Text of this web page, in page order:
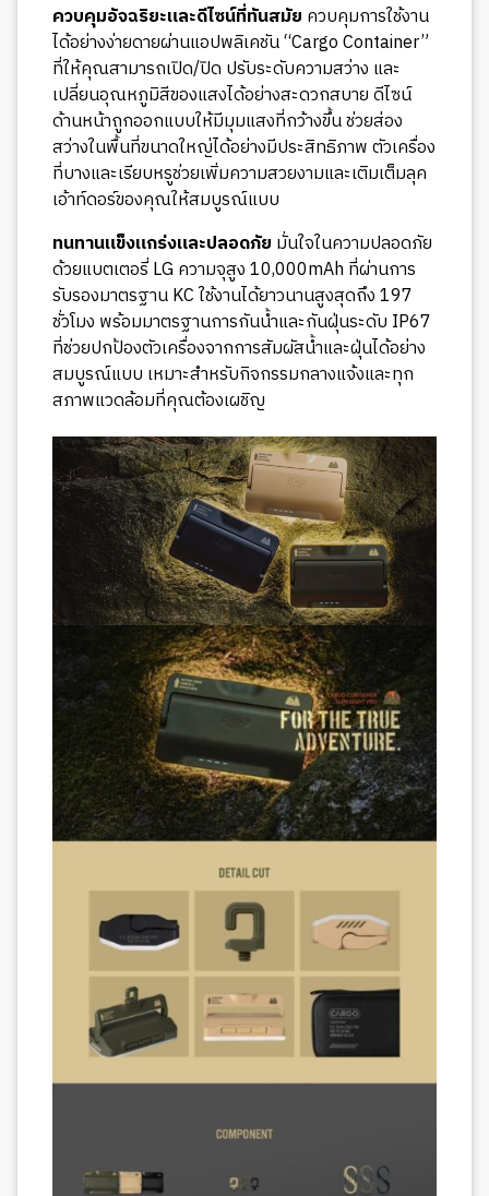
ควบคุมอัจฉริยะและดีไซน์ที่ทันสมัย ควบคุมการใช้งาน
ได้อย่างง่ายดายผ่านแอปพลิเคชัน “Cargo Container”
ที่ให้คุณสามารถเปิด/ปิด ปรับระดับความสว่าง และ
เปลี่ยนอุณหภูมิสีของแสงได้อย่างสะดวกสบาย ดีไซน์
ด้านหน้าถูกออกแบบให้มีมุมแสงที่กว้างขึ้น ช่วยส่อง
สว่างในพื้นที่ขนาดใหญ่ได้อย่างมีประสิทธิภาพ ตัวเครื่อง
ที่บางและเรียบหรูช่วยเพิ่มความสวยงามและเติมเต็มลุค
เอ้าท์ดอร์ของคุณให้สมบูรณ์แบบ
ทนทานแข็งแกร่งและปลอดภัย มั่นใจในความปลอดภัย
ด้วยแบตเตอรี่ LG ความจุสูง 10,000mAh ที่ผ่านการ
รับรองมาตรฐาน KC ใช้งานได้ยาวนานสูงสุดถึง 197
ชั่วโมง พร้อมมาตรฐานการกันน้ำและกันฝุ่นระดับ IP67
ที่ช่วยปกป้องตัวเครื่องจากการสัมผัสน้ำและฝุ่นได้อย่าง
สมบูรณ์แบบ เหมาะสำหรับกิจกรรมกลางแจ้งและทุก
สภาพแวดล้อมที่คุณต้องเผชิญ